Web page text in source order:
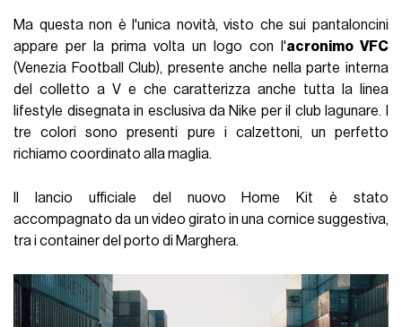
Ma questa non è l'unica novità, visto che sui pantaloncini
appare per la prima volta un logo con l'acronimo VFC
(Venezia Football Club), presente anche nella parte interna
del colletto a V e che caratterizza anche tutta la linea
lifestyle disegnata in esclusiva da Nike per il club lagunare. I
tre colori sono presenti pure i calzettoni, un perfetto
richiamo coordinato alla maglia.
Il lancio ufficiale del nuovo Home Kit è stato
accompagnato da un video girato in una cornice suggestiva,
tra i container del porto di Marghera.